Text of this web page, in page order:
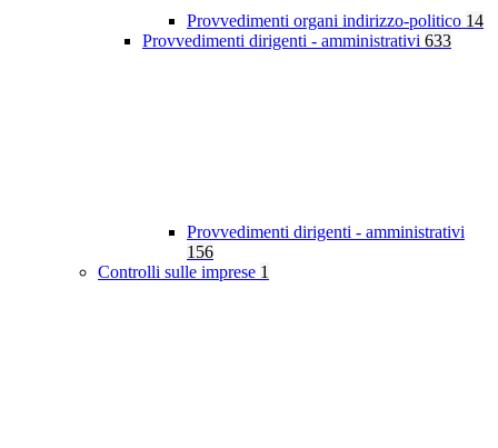
Provvedimenti organi indirizzo-politico 14
Provvedimenti dirigenti - amministrativi 633
Provvedimenti dirigenti - amministrativi
156
Controlli sulle imprese 1